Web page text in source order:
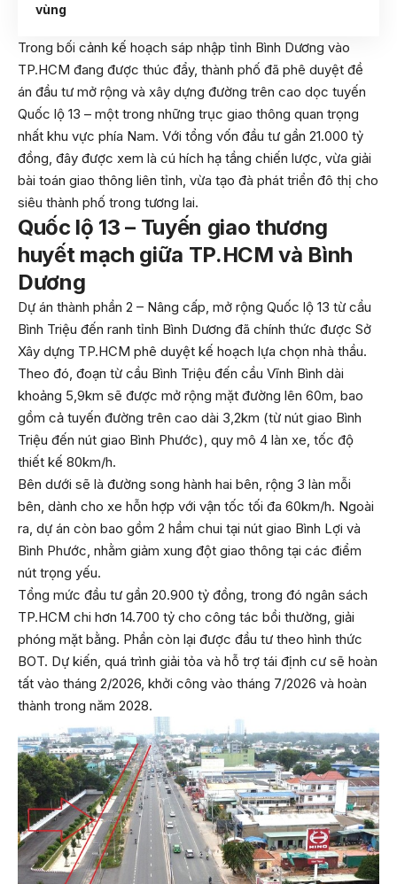
vùng
Trong bối cảnh kế hoạch sáp nhập tỉnh Bình Dương vào
TP.HCM đang được thúc đẩy, thành phố đã phê duyệt đề
án đầu tư mở rộng và xây dựng đường trên cao dọc tuyến
Quốc lộ 13 – một trong những trục giao thông quan trọng
nhất khu vực phía Nam. Với tổng vốn đầu tư gần 21.000 tỷ
đồng, đây được xem là cú hích hạ tầng chiến lược, vừa giải
bài toán giao thông liên tỉnh, vừa tạo đà phát triển đô thị cho
siêu thành phố trong tương lai.
Quốc lộ 13 – Tuyến giao thương
huyết mạch giữa TP.HCM và Bình
Dương
Dự án thành phần 2 – Nâng cấp, mở rộng Quốc lộ 13 từ cầu
Bình Triệu đến ranh tỉnh Bình Dương đã chính thức được Sở
Xây dựng TP.HCM phê duyệt kế hoạch lựa chọn nhà thầu.
Theo đó, đoạn từ cầu Bình Triệu đến cầu Vĩnh Bình dài
khoảng 5,9km sẽ được mở rộng mặt đường lên 60m, bao
gồm cả tuyến đường trên cao dài 3,2km (từ nút giao Bình
Triệu đến nút giao Bình Phước), quy mô 4 làn xe, tốc độ
thiết kế 80km/h.
Bên dưới sẽ là đường song hành hai bên, rộng 3 làn mỗi
bên, dành cho xe hỗn hợp với vận tốc tối đa 60km/h. Ngoài
ra, dự án còn bao gồm 2 hầm chui tại nút giao Bình Lợi và
Bình Phước, nhằm giảm xung đột giao thông tại các điểm
nút trọng yếu.
Tổng mức đầu tư gần 20.900 tỷ đồng, trong đó ngân sách
TP.HCM chi hơn 14.700 tỷ cho công tác bồi thường, giải
phóng mặt bằng. Phần còn lại được đầu tư theo hình thức
BOT. Dự kiến, quá trình giải tỏa và hỗ trợ tái định cư sẽ hoàn
tất vào tháng 2/2026, khởi công vào tháng 7/2026 và hoàn
thành trong năm 2028.